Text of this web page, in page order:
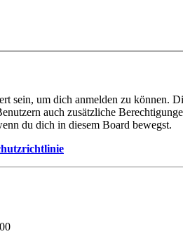
sein, um dich anmelden zu
auch zusätzliche
du dich in diesem Board bewegst.